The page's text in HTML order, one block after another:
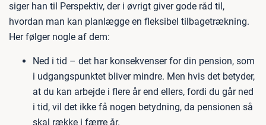
siger han til Perspektiv, der i øvrigt giver gode råd til,
hvordan man kan planlægge en fleksibel tilbagetrækning.
Her følger nogle af dem:
Ned i tid – det har konsekvenser for din pension, som
i udgangspunktet bliver mindre. Men hvis det betyder,
at du kan arbejde i flere år end ellers, fordi du går ned
i tid, vil det ikke få nogen betydning, da pensionen så
skal række i færre år.